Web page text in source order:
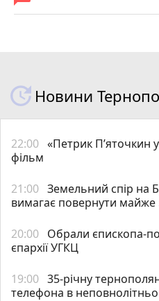
Новини
22:00 «Петрик П’яточкин
фільм
21:00 Земельний спір на
вимагає повернути майже
20:00 Обрали єпископа-
єпархії УГКЦ
19:00 35-річну
телефона в